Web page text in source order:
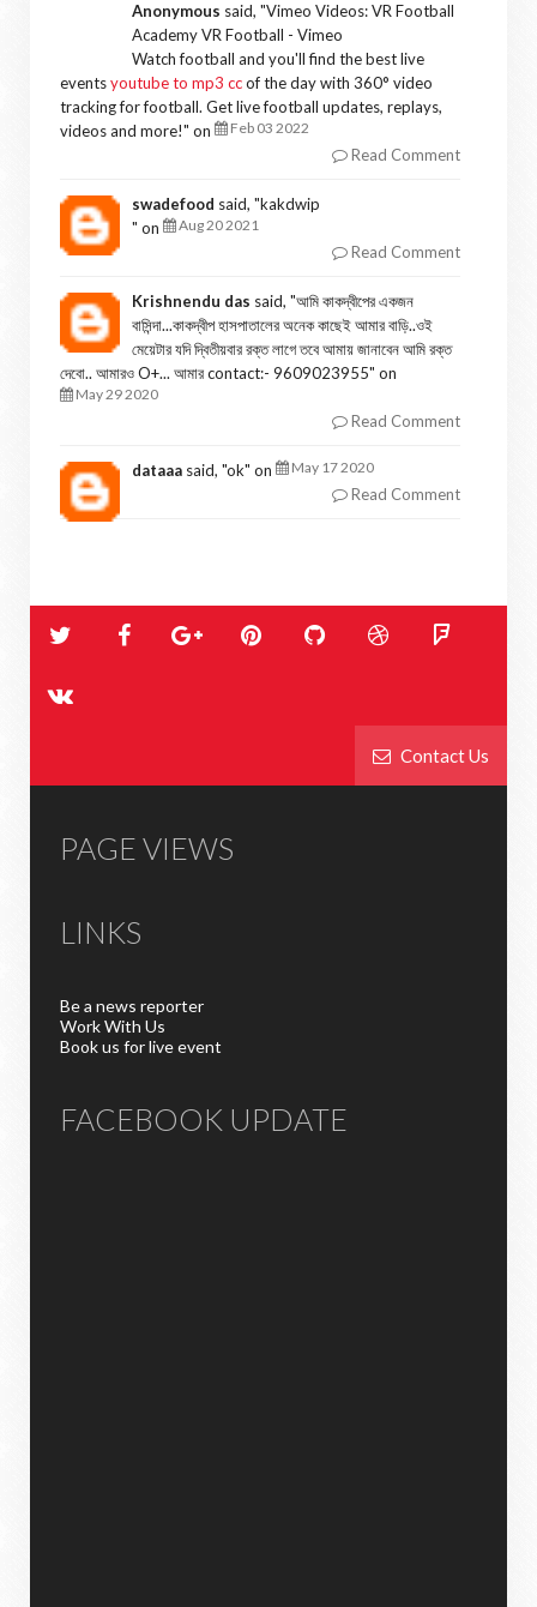
Anonymous said, "Vimeo Videos: VR Football
Academy VR Football - Vimeo
Watch football and you'll find the best live
eventsyoutube to mp3 ccof the day with 360° video
tracking for football. Get live football updates, replays,
videos and more!" on Feb 03 2022
Read Comment
swadefood said, "kakdwip
" on
Aug 20 2021
Read Comment
Krishnendu das said, "আমি কাকদ্বীপের একজন
বাসিন্দা...কাকদ্বীপ হাসপাতালের অনেক কাছেই আমার বাড়ি..ওই
মেয়েটার যদি দ্বিতীয়বার রক্ত লাগে তবে আমায় জানাবেন আমি রক্ত
দেবো.. আমারও O+... আমার contact:- 9609023955" on
May 29 2020
Read Comment
dataaa said, "ok" on May 17 2020
Read Comment
Contact Us
PAGE VIEWS
LINKS
Be a news reporter
Work With Us
Book us for live event
FACEBOOK UPDATE